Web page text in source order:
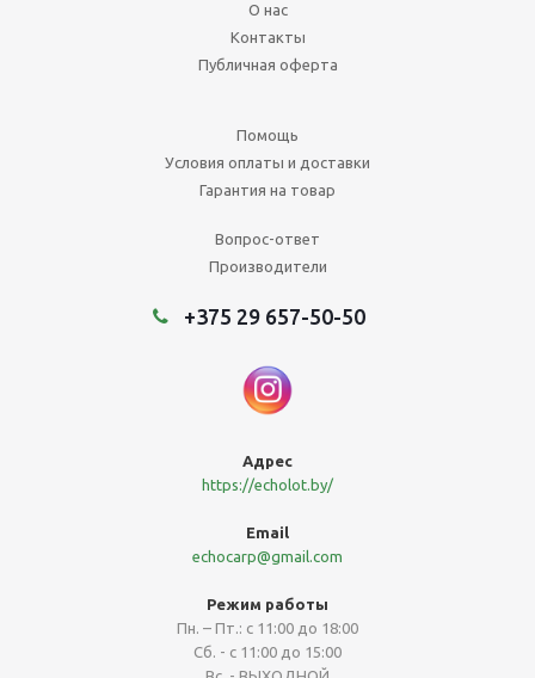
О нас
Контакты
Публичная оферта
Помощь
Условия оплаты и доставки
Гарантия на товар
Вопрос-ответ
Производители
+375 29 657-50-50
Адреc
https://echolot.by/
Email
echocarp@gmail.com
Режим работы
Пн. – Пт.: с 11:00 до 18:00
Сб. - с 11:00 до 15:00